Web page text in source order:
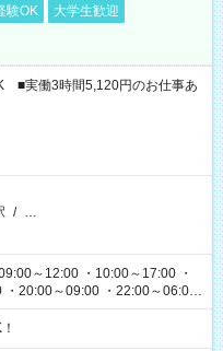
験OK
大学生歓迎
■実働3時間5,120円のお仕事あ
/ …
～12:00 ・10:00～17:00 ・
20:00～09:00 ・22:00～06:00